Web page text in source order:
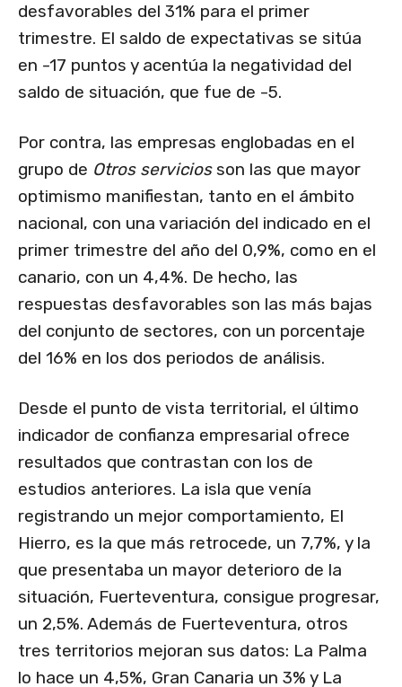
desfavorables del 31% para el primer
trimestre. El saldo de expectativas se sitúa
en -17 puntos y acentúa la negatividad del
saldo de situación, que fue de -5.
Por contra, las empresas englobadas en el
grupo de Otros serviciosson las que mayor
optimismo manifiestan, tanto en el ámbito
nacional, con una variación del indicado en el
primer trimestre del año del 0,9%, como en el
canario, con un 4,4%. De hecho, las
respuestas desfavorables son las más bajas
del conjunto de sectores, con un porcentaje
del 16% en los dos periodos de análisis.
Desde el punto de vista territorial, el último
indicador de confianza empresarial ofrece
resultados que contrastan con los de
estudios anteriores. La isla que venía
registrando un mejor comportamiento, El
Hierro, es la que más retrocede, un 7,7%, y la
que presentaba un mayor deterioro de la
situación, Fuerteventura, consigue progresar,
un 2,5%. Además de Fuerteventura, otros
tres territorios mejoran sus datos: La Palma
lo hace un 4,5%, Gran Canaria un 3% y La